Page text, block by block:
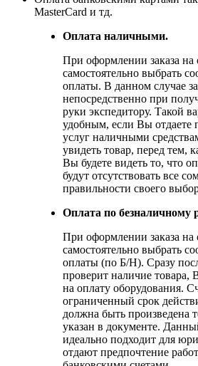
MasterCard и тд.
Оплата наличными.
При оформлении заказа на
самостоятельно выбрать
оплаты. В данном случае
непосредственно при
руки экспедитору. Такой
удобным, если Вы отдаете
услуг наличными
увидеть товар, перед тем,
Вы будете видеть то, что
будут отсутствовать все
правильности своего
Оплата по безналичному
При оформлении заказа на
самостоятельно выбрать
оплаты (по Б/Н). Сразу
проверит наличие товара,
на оплату оборудования.
ограниченный срок
должна быть произведена
указан в документе.
идеально подходит для
отдают предпочтение